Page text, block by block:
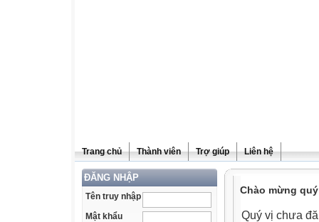
Trang chủ Thành viên Trợ giúp Liên hệ
ĐĂNG NHẬP
Tên truy nhập
Mật khẩu
Chào mừng
Quý vị chưa